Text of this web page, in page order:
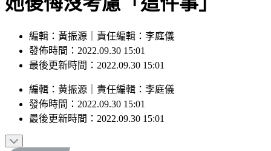
發佈時間：2022.09.30 15:01
最後更新時間：2022.09.30 15:01
發佈時間：2022.09.30 15:01
最後更新時間：2022.09.30 15:01